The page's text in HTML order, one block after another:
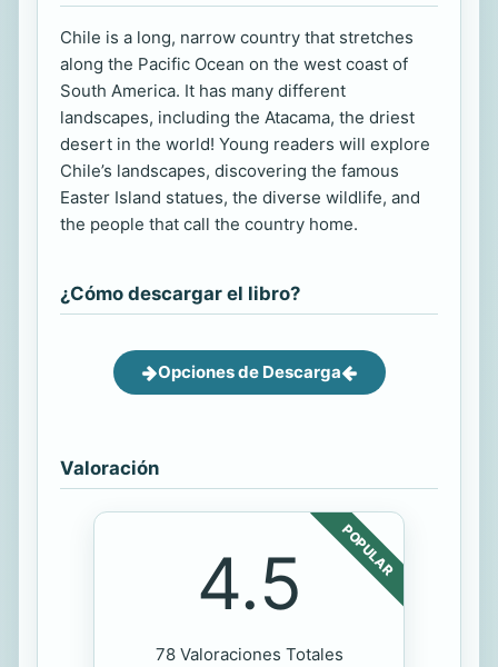
Chile is a long, narrow country that stretches
along the Pacific Ocean on the west coast of
South America. It has many different
landscapes, including the Atacama, the driest
desert in the world! Young readers will explore
Chile’s landscapes, discovering the famous
Easter Island statues, the diverse wildlife, and
the people that call the country home.
¿Cómo descargar el libro?
Opciones de Descarga
Valoración
POPULAR
4.5
78 Valoraciones Totales